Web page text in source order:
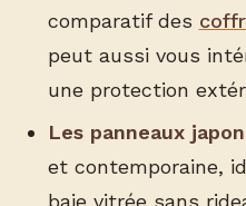
comparatif des
peut aussi vous
une protection
Les panneaux
et contemporaine,
baie vitrée sans